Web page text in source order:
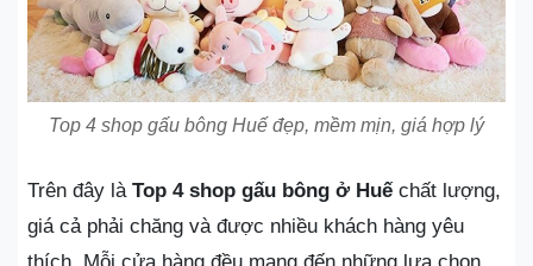
Top 4 shop gấu bông Huế đẹp, mềm mịn, giá hợp lý
Trên đây là Top 4 shop gấu bông ở Huếchất lượng,
giá cả phải chăng và được nhiều khách hàng yêu
thích. Mỗi cửa hàng đều mang đến những lựa chọn